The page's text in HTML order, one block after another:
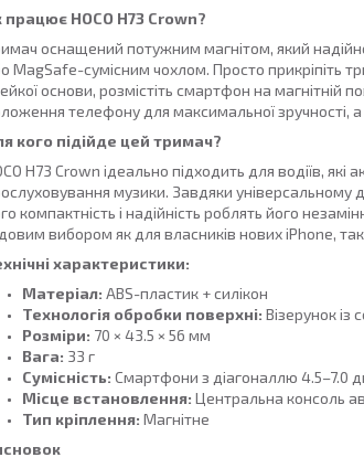
працює HOCO H73 Crown?
оснащений потужним магнітом, який
MagSafe-сумісним чохлом. Просто прикріпіть
основи, розмістіть смартфон на магнітній
телефону для максимальної зручності,
кого підійде цей тримач?
H73 Crown ідеально підходить для водіїв,
музики. Завдяки універсальному
компактність і надійність роблять його
вибором як для власників нових iPhone, так
характеристики:
Матеріал: ABS-пластик + силікон
Технологія обробки поверхні: Візерунок
Розміри: 70 × 43.5 × 56 мм
Вага: 33 г
Сумісність: Смартфони з діагоналлю 4.5–7.0
Місце встановлення: Центральна консоль
Тип кріплення: Магнітне